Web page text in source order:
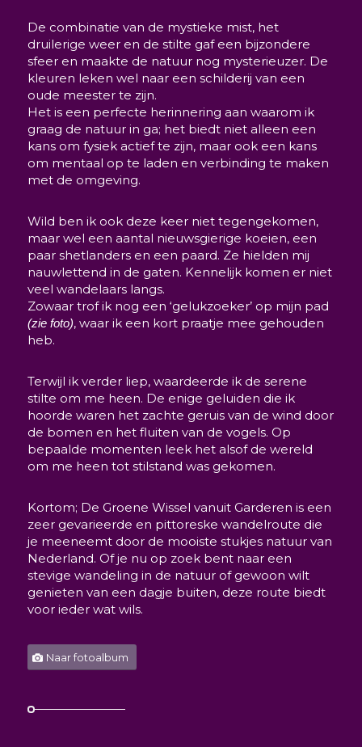
De combinatie van de mystieke mist, het
druilerige weer en de stilte gaf een bijzondere
sfeer en maakte de natuur nog mysterieuzer. De
kleuren leken wel naar een schilderij van een
oude meester te zijn.
Het is een perfecte herinnering aan waarom ik
graag de natuur in ga; het biedt niet alleen een
kans om fysiek actief te zijn, maar ook een kans
om mentaal op te laden en verbinding te maken
met de omgeving.
Wild ben ik ook deze keer niet tegengekomen,
maar wel een aantal nieuwsgierige koeien, een
paar shetlanders en een paard. Ze hielden mij
nauwlettend in de gaten. Kennelijk komen er niet
veel wandelaars langs.
Zowaar trof ik nog een ‘gelukzoeker’ op mijn pad
(zie foto), waar ik een kort praatje mee gehouden
heb.
Terwijl ik verder liep, waardeerde ik de serene
stilte om me heen. De enige geluiden die ik
hoorde waren het zachte geruis van de wind door
de bomen en het fluiten van de vogels. Op
bepaalde momenten leek het alsof de wereld
om me heen tot stilstand was gekomen.
Kortom; De Groene Wissel vanuit Garderen is een
zeer gevarieerde en pittoreske wandelroute die
je meeneemt door de mooiste stukjes natuur van
Nederland. Of je nu op zoek bent naar een
stevige wandeling in de natuur of gewoon wilt
genieten van een dagje buiten, deze route biedt
voor ieder wat wils.
Naar fotoalbum